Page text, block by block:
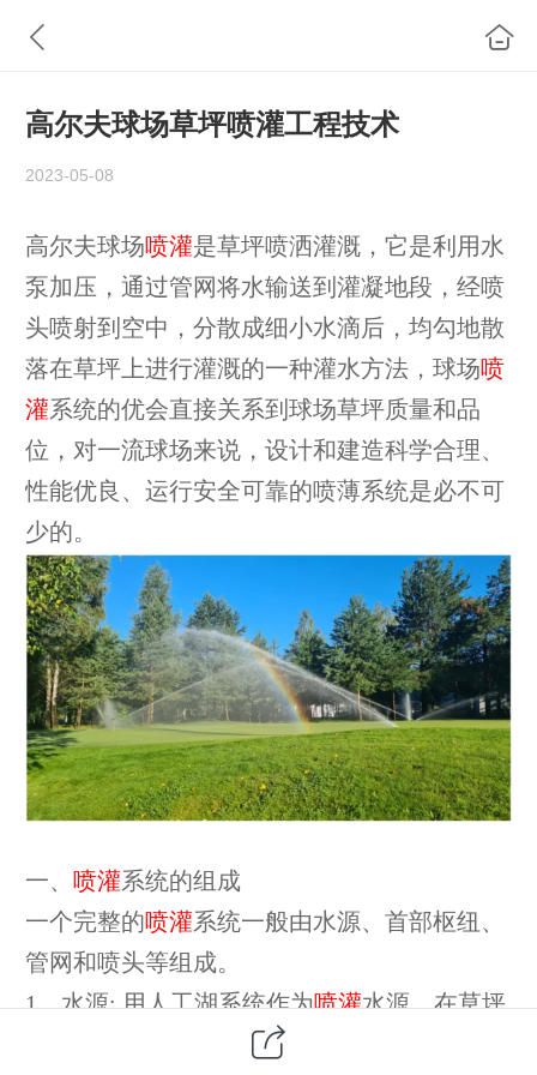
高尔夫球场草坪喷灌工程技术
2023-05-08
高尔夫球场喷灌是草坪喷洒灌溉，它是利用水
泵加压，通过管网将水输送到灌凝地段，经喷
头喷射到空中，分散成细小水滴后，均勾地散
落在草坪上进行灌溉的一种灌水方法，球场喷
灌系统的优会直接关系到球场草坪质量和品
位，对一流球场来说，设计和建造科学合理、
性能优良、运行安全可靠的喷薄系统是必不可
少的。
一、 喷灌系统的组成
一个完整的喷灌系统一般由水源、首部枢纽、
管网和喷头等组成。
1、水源:用人工湖系统作为喷灌水源，在草坪
的整个生长季节，水源有可靠的供水保证。